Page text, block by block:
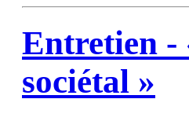
Entretien -
sociétal »